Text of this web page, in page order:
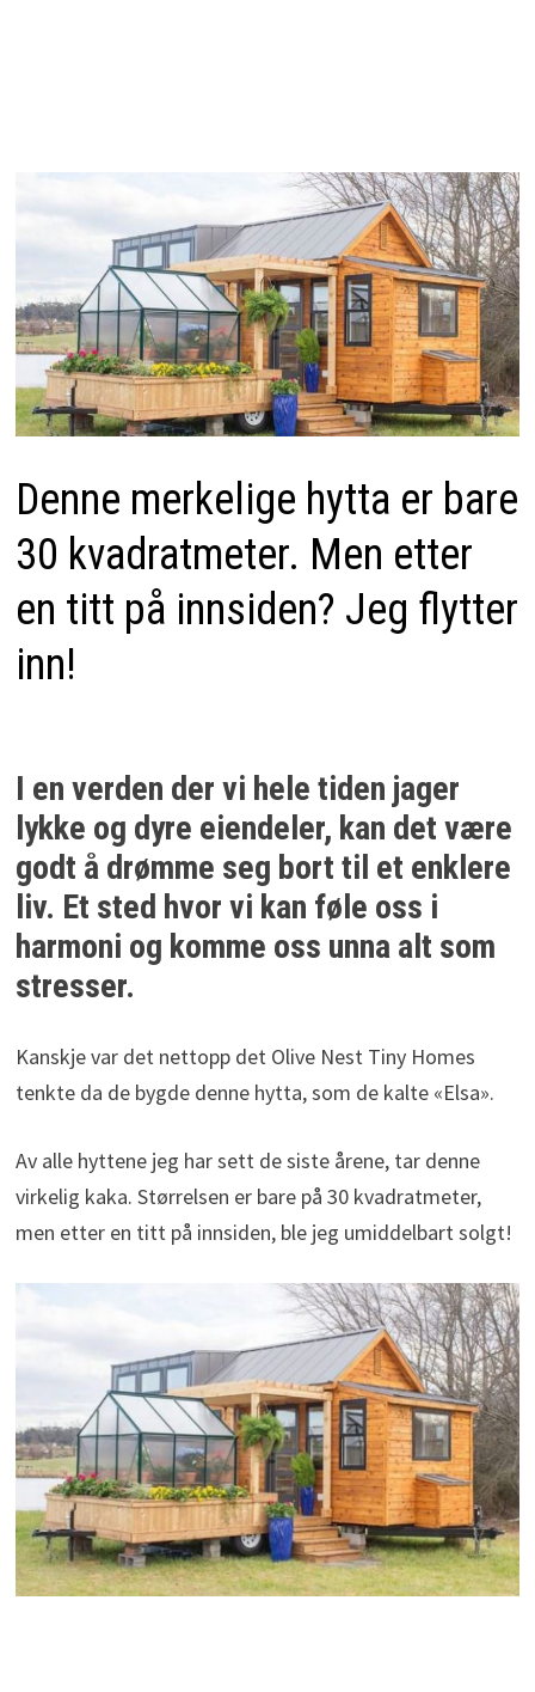
Denne merkelige hytta er bare
30 kvadratmeter. Men etter
en titt på innsiden? Jeg flytter
inn!
I en verden der vi hele tiden jager
lykke og dyre eiendeler, kan det være
godt å drømme seg bort til et enklere
liv. Et sted hvor vi kan føle oss i
harmoni og komme oss unna alt som
stresser.
Kanskje var det nettopp det Olive Nest Tiny Homes
tenkte da de bygde denne hytta, som de kalte «Elsa».
Av alle hyttene jeg har sett de siste årene, tar denne
virkelig kaka. Størrelsen er bare på 30 kvadratmeter,
men etter en titt på innsiden, ble jeg umiddelbart solgt!